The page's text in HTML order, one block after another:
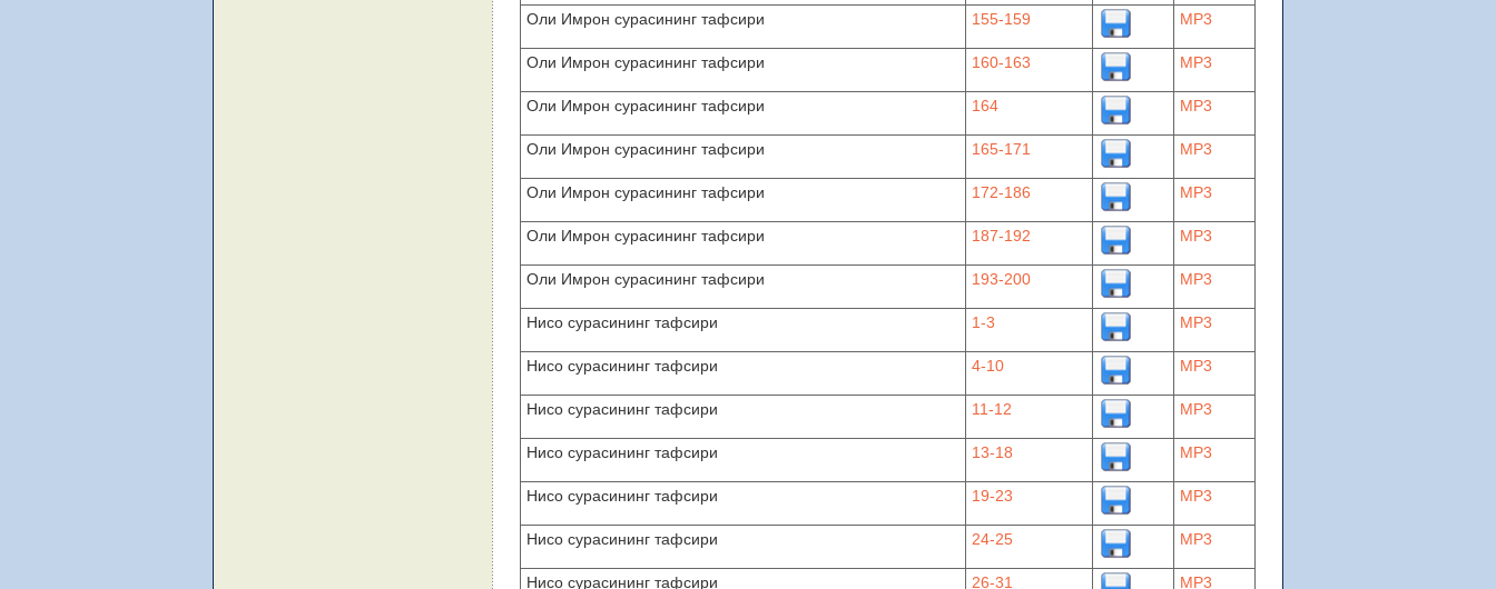
Оли Имрон сурасининг тафсири 155-159 MP3
Оли Имрон сурасининг тафсири 160-163 MP3
Оли Имрон сурасининг тафсири 164 MP3
Оли Имрон сурасининг тафсири 165-171 MP3
Оли Имрон сурасининг тафсири 172-186 MP3
Оли Имрон сурасининг тафсири 187-192 MP3
Оли Имрон сурасининг тафсири 193-200 MP3
Нисо сурасининг тафсири 1-3 MP3
Нисо сурасининг тафсири 4-10 MP3
Нисо сурасининг тафсири 11-12 MP3
Нисо сурасининг тафсири 13-18 MP3
Нисо сурасининг тафсири 19-23 MP3
Нисо сурасининг тафсири 24-25 MP3
Нисо сурасининг тафсири 26-31 MP3